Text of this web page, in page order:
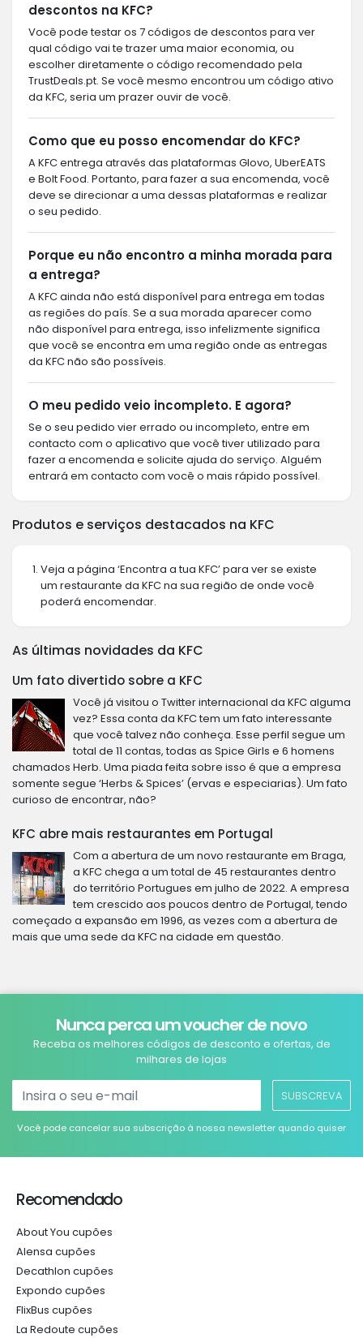
descontos na KFC?
Você pode testar os 7 códigos de descontos para ver
qual código vai te trazer uma maior economia, ou
escolher diretamente o código recomendado pela
TrustDeals.pt. Se você mesmo encontrou um código ativo
da KFC, seria um prazer ouvir de você.
Como que eu posso encomendar do KFC?
A KFC entrega através das plataformas Glovo, UberEATS
e Bolt Food. Portanto, para fazer a sua encomenda, você
deve se direcionar a uma dessas plataformas e realizar
o seu pedido.
Porque eu não encontro a minha morada para
a entrega?
A KFC ainda não está disponível para entrega em todas
as regiões do país. Se a sua morada aparecer como
não disponível para entrega, isso infelizmente significa
que você se encontra em uma região onde as entregas
da KFC não são possíveis.
O meu pedido veio incompleto. E agora?
Se o seu pedido vier errado ou incompleto, entre em
contacto com o aplicativo que você tiver utilizado para
fazer a encomenda e solicite ajuda do serviço. Alguém
entrará em contacto com você o mais rápido possível.
Produtos e serviços destacados na KFC
Veja a página ‘Encontra a tua KFC’ para ver se existe
um restaurante da KFC na sua região de onde você
poderá encomendar.
As últimas novidades da KFC
Um fato divertido sobre a KFC
Você já visitou o Twitter internacional da KFC alguma
vez? Essa conta da KFC tem um fato interessante
que você talvez não conheça. Esse perfil segue um
total de 11 contas, todas as Spice Girls e 6 homens
chamados Herb. Uma piada feita sobre isso é que a empresa
somente segue ‘Herbs & Spices’ (ervas e especiarias). Um fato
curioso de encontrar, não?
KFC abre mais restaurantes em Portugal
Com a abertura de um novo restaurante em Braga,
a KFC chega a um total de 45 restaurantes dentro
do território Portugues em julho de 2022. A empresa
tem crescido aos poucos dentro de Portugal, tendo
começado a expansão em 1996, as vezes com a abertura de
mais que uma sede da KFC na cidade em questão.
Nunca perca um voucher de novo
Receba os melhores códigos de desconto e ofertas, de
milhares de lojas
SUBSCREVA
Você pode cancelar sua subscrição à nossa newsletter quando quiser
Recomendado
About You cupões
Alensa cupões
Decathlon cupões
Expondo cupões
FlixBus cupões
La Redoute cupões